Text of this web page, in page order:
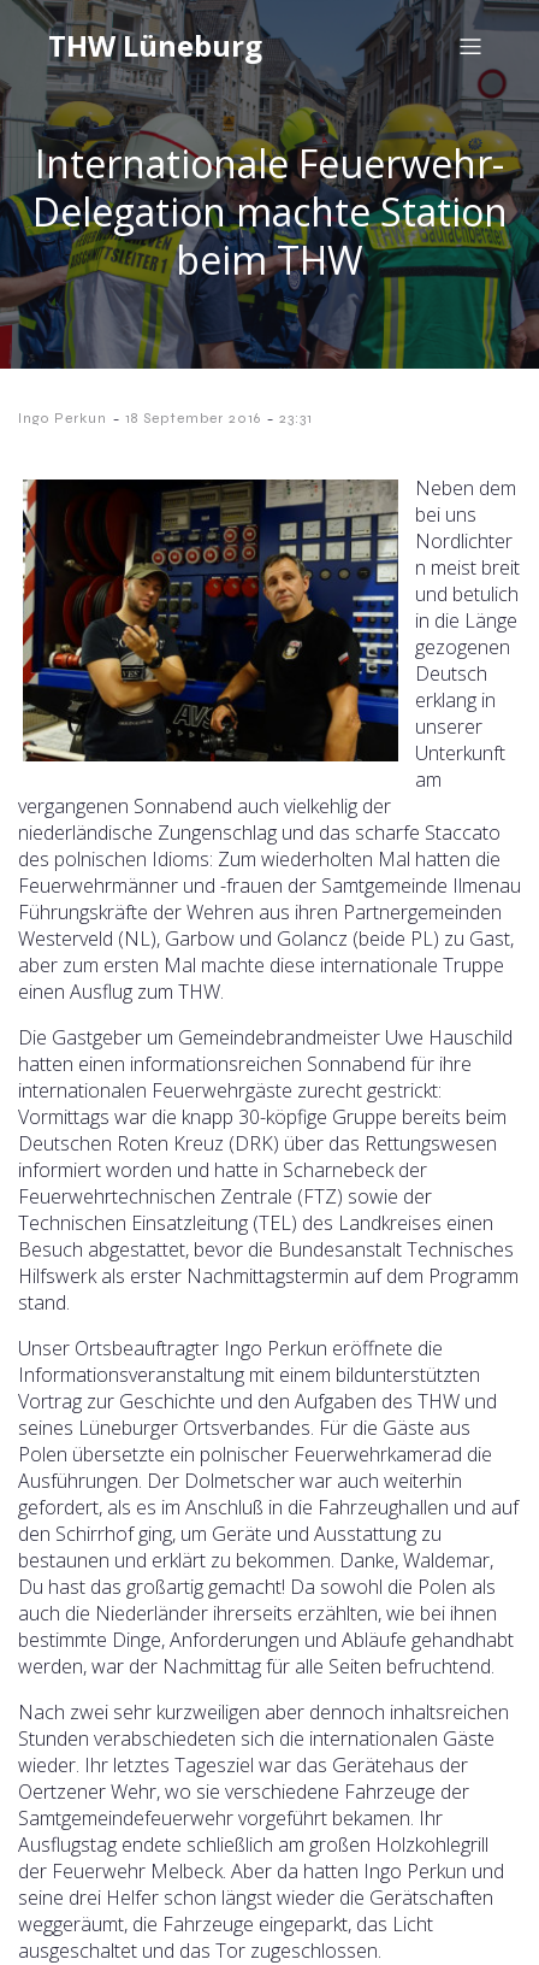
THW Lüneburg
Internationale Feuerwehr-
Delegation machte Station
beim THW
Ingo Perkun - 18 September 2016 - 23:31
Neben dem
bei uns
Nordlichter
n meist breit
und betulich
in die Länge
gezogenen
Deutsch
erklang in
unserer
Unterkunft
am
vergangenen Sonnabend auch vielkehlig der
niederländische Zungenschlag und das scharfe Staccato
des polnischen Idioms: Zum wiederholten Mal hatten die
Feuerwehrmänner und -frauen der Samtgemeinde Ilmenau
Führungskräfte der Wehren aus ihren Partnergemeinden
Westerveld (NL), Garbow und Golancz (beide PL) zu Gast,
aber zum ersten Mal machte diese internationale Truppe
einen Ausflug zum THW.
Die Gastgeber um Gemeindebrandmeister Uwe Hauschild
hatten einen informationsreichen Sonnabend für ihre
internationalen Feuerwehrgäste zurecht gestrickt:
Vormittags war die knapp 30-köpfige Gruppe bereits beim
Deutschen Roten Kreuz (DRK) über das Rettungswesen
informiert worden und hatte in Scharnebeck der
Feuerwehrtechnischen Zentrale (FTZ) sowie der
Technischen Einsatzleitung (TEL) des Landkreises einen
Besuch abgestattet, bevor die Bundesanstalt Technisches
Hilfswerk als erster Nachmittagstermin auf dem Programm
stand.
Unser Ortsbeauftragter Ingo Perkun eröffnete die
Informationsveranstaltung mit einem bildunterstützten
Vortrag zur Geschichte und den Aufgaben des THW und
seines Lüneburger Ortsverbandes. Für die Gäste aus
Polen übersetzte ein polnischer Feuerwehrkamerad die
Ausführungen. Der Dolmetscher war auch weiterhin
gefordert, als es im Anschluß in die Fahrzeughallen und auf
den Schirrhof ging, um Geräte und Ausstattung zu
bestaunen und erklärt zu bekommen. Danke, Waldemar,
Du hast das großartig gemacht! Da sowohl die Polen als
auch die Niederländer ihrerseits erzählten, wie bei ihnen
bestimmte Dinge, Anforderungen und Abläufe gehandhabt
werden, war der Nachmittag für alle Seiten befruchtend.
Nach zwei sehr kurzweiligen aber dennoch inhaltsreichen
Stunden verabschiedeten sich die internationalen Gäste
wieder. Ihr letztes Tagesziel war das Gerätehaus der
Oertzener Wehr, wo sie verschiedene Fahrzeuge der
Samtgemeindefeuerwehr vorgeführt bekamen. Ihr
Ausflugstag endete schließlich am großen Holzkohlegrill
der Feuerwehr Melbeck. Aber da hatten Ingo Perkun und
seine drei Helfer schon längst wieder die Gerätschaften
weggeräumt, die Fahrzeuge eingeparkt, das Licht
ausgeschaltet und das Tor zugeschlossen.